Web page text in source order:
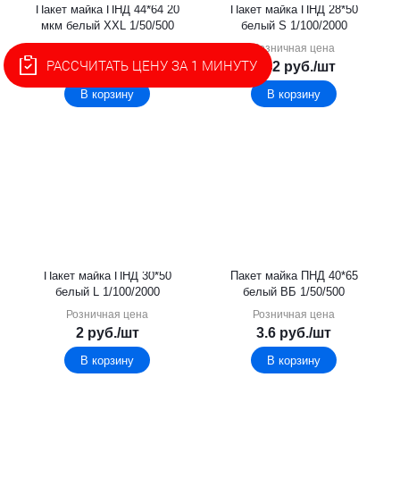
Пакет майка ПНД 44*64 20
мкм белый XXL 1/50/500
3.8 руб./шт
В корзину
Пакет майка ПНД 28*50
белый S 1/100/2000
Розничная цена
1.42руб./шт
В корзину
Пакет майка ПНД 30*50
белый L 1/100/2000
Розничная цена
2руб./шт
В корзину
Пакет майка ПНД 40*65
белый ВБ 1/50/500
Розничная цена
3.6 руб./шт
В корзину
РАССЧИТАТЬ ЦЕНУ ЗА 1 МИНУТУ